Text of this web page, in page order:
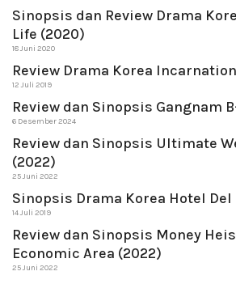
Sinopsis dan Review Drama
Life (2020)
18 Juni 2020
Review Drama Korea
12 Juli 2019
Review dan Sinopsis Gangnam
6 Desember 2024
Review dan Sinopsis Ultimate
(2022)
25 Juni 2022
Sinopsis Drama Korea Hotel Del
14 Juli 2019
Review dan Sinopsis Money
Economic Area (2022)
25 Juni 2022